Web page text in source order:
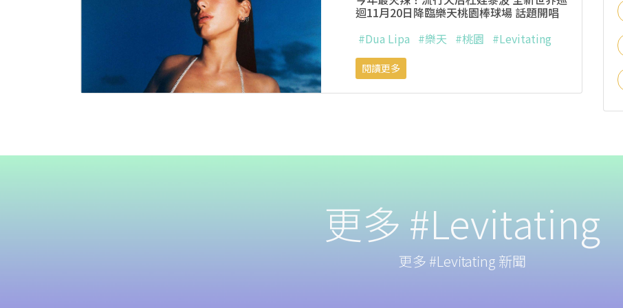
迴11月20日降臨樂天桃園棒球場 話題開唱
#Dua Lipa #樂天 #桃園 #Levitating
閱讀更多
更多 #Levitating
更多 #Levitating 新聞